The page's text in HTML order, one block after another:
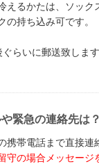
るかたは、ソック
持ち込み可です。
らいに郵送致します
緊急の連絡先は？
携帯電話まで直接連
守の場合メッセージ